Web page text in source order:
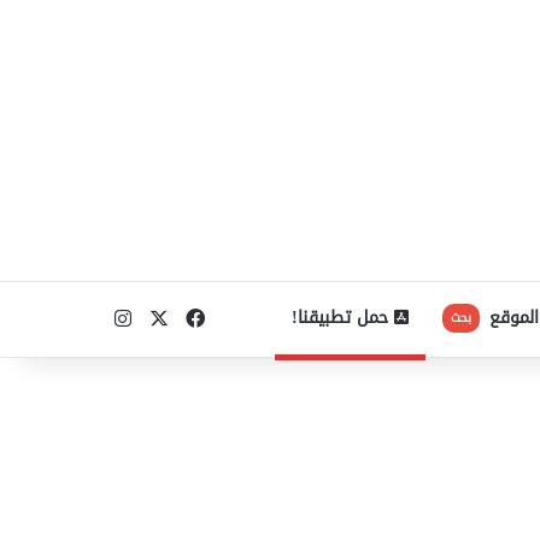
بحث حمل تطبيقنا! فيسبوكانستقرام